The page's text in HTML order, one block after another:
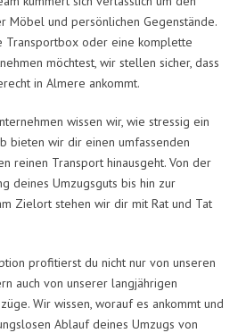
Möbel und persönlichen Gegenstände.
Transportbox oder eine komplette
möchtest, wir stellen sicher, dass
in Almere ankommt.
wissen wir, wie stressig ein
bieten wir dir einen umfassenden
reinen Transport hinausgeht. Von der
deines Umzugsguts bis hin zur
Zielort stehen wir dir mit Rat und Tat
profitierst du nicht nur von unseren
auch von unserer langjährigen
Wir wissen, worauf es ankommt und
Ablauf deines Umzugs von